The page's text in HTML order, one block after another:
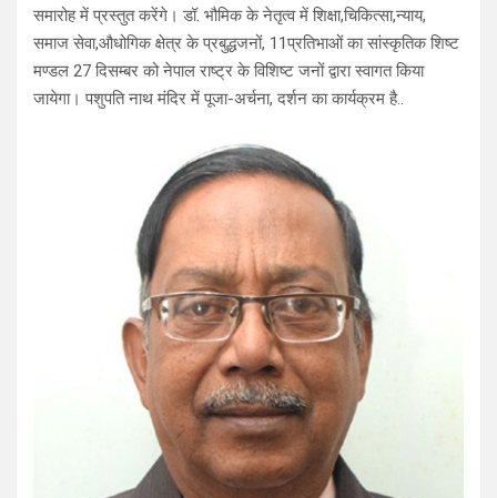
समारोह में प्रस्तुत करेंगे। डॉ. भौमिक के नेतृत्व में शिक्षा,चिकित्सा,न्याय,
समाज सेवा,औधोगिक क्षेत्र के प्रबुद्धजनों, 11प्रतिभाओं का सांस्कृतिक शिष्ट
मण्डल 27 दिसम्बर को नेपाल राष्ट्र के विशिष्ट जनों द्वारा स्वागत किया
जायेगा। पशुपति नाथ मंदिर में पूजा-अर्चना, दर्शन का कार्यक्रम है..